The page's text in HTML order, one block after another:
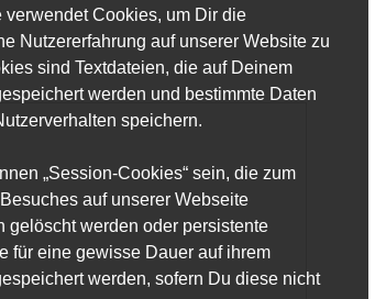
verwendet Cookies, um Dir die
Nutzererfahrung auf unserer Website zu
sind Textdateien, die auf Deinem
werden und bestimmte Daten
speichern.
„Session-Cookies“ sein, die zum
auf unserer Webseite
gelöscht werden oder persistente
für eine gewisse Dauer auf ihrem
werden, sofern Du diese nicht